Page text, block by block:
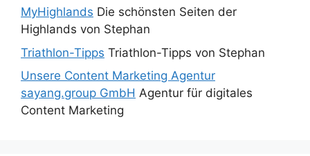
MyHighlands Die schönsten Seiten der
Highlands von Stephan
Triathlon-Tipps Triathlon-Tipps von Stephan
Unsere Content Marketing Agentur
sayang.group GmbH Agentur für digitales
Content Marketing